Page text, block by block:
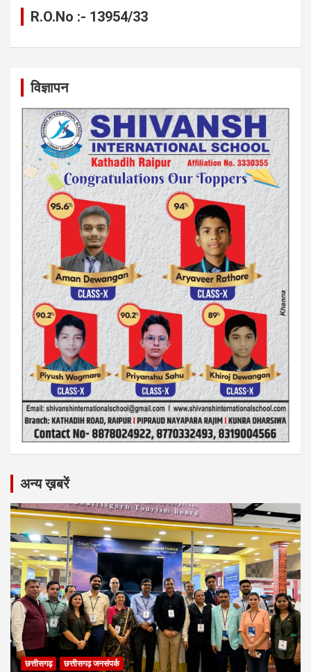
R.O.No :- 13954/33
विज्ञापन
अन्य ख़बरें
छत्तीसगढ़ छत्तीसगढ़ जनसंपर्क